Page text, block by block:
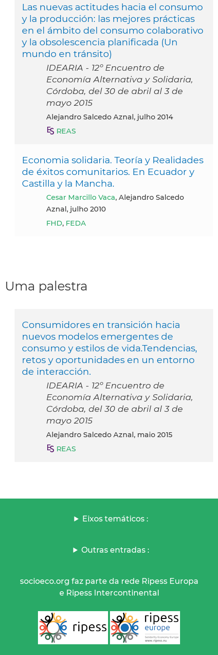
Las nuevas actitudes hacia el consumo
y la producción: las mejores prácticas
en el ámbito del consumo colaborativo
y la obsolescencia planificada (Un
mundo en tránsito)
IDEARIA - 12º Encuentro de
Economía Alternativa y Solidaria,
Córdoba, del 30 de abril al 3 de
mayo 2015
Alejandro Salcedo Aznal, julho 2014
REAS
Economia solidaria. Teoría y Realidades
de éxitos comunitarios. En Ecuador y
Castilla y la Mancha.
Cesar Marcillo Vaca, Alejandro Salcedo
Aznal, julho 2010
FHD, FEDA
Uma palestra
Consumidores en transición hacia
nuevos modelos emergentes de
consumo y estilos de vida.Tendencias,
retos y oportunidades en un entorno
de interacción.
IDEARIA - 12º Encuentro de
Economía Alternativa y Solidaria,
Córdoba, del 30 de abril al 3 de
mayo 2015
Alejandro Salcedo Aznal, maio 2015
REAS
Eixos temáticos :
Outras entradas :
socioeco.org faz parte da rede Ripess Europa
e Ripess Intercontinental